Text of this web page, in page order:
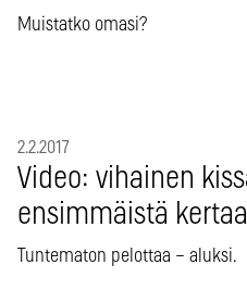
Muistatko omasi?
2.2.2017
Video: vihainen
ensimmäistä
Tuntematon pelottaa – aluksi.